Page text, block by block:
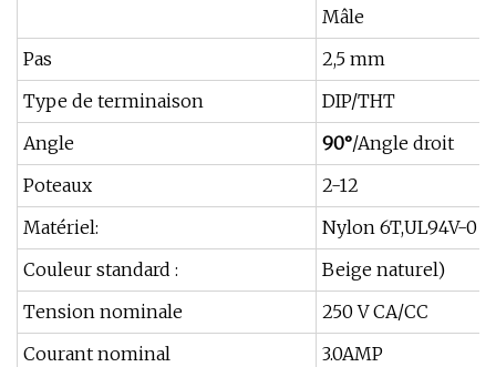
Mâle
Pas
2,5 mm
Type de terminaison
DIP/THT
Angle
90°/Angle droit
Poteaux
2-12
Matériel:
Nylon 6T,UL94V-0
Couleur standard :
Beige naturel)
Tension nominale
250 V CA/CC
Courant nominal
3.0AMP